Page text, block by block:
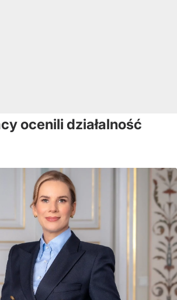
ocenili działalność